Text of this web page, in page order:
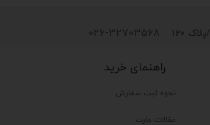
/پلاک 120
راهنمای خرید
نحوه ثبت سفارش
مقالات مارت
026-32703568